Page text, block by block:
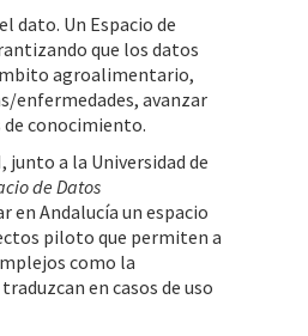
dato. Un Espacio de
que los datos
agroalimentario,
enfermedades, avanzar
conocimiento.
junto a la Universidad de
de Datos
en Andalucía un espacio
piloto que permiten a
como la
en casos de uso